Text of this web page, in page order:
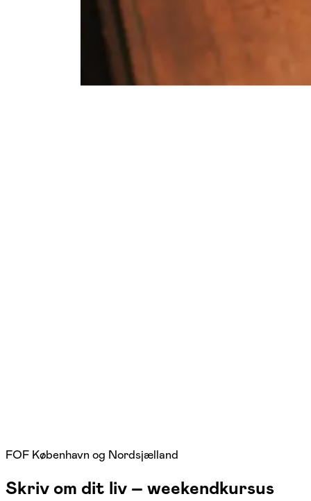
FOF København og Nordsjælland
Skriv om dit liv – weekendkursus